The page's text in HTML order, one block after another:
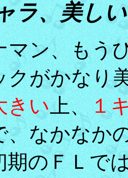
ラ、美し
マン、もう
クがかなり
きい上、１
、なかなか
期のＦＬで